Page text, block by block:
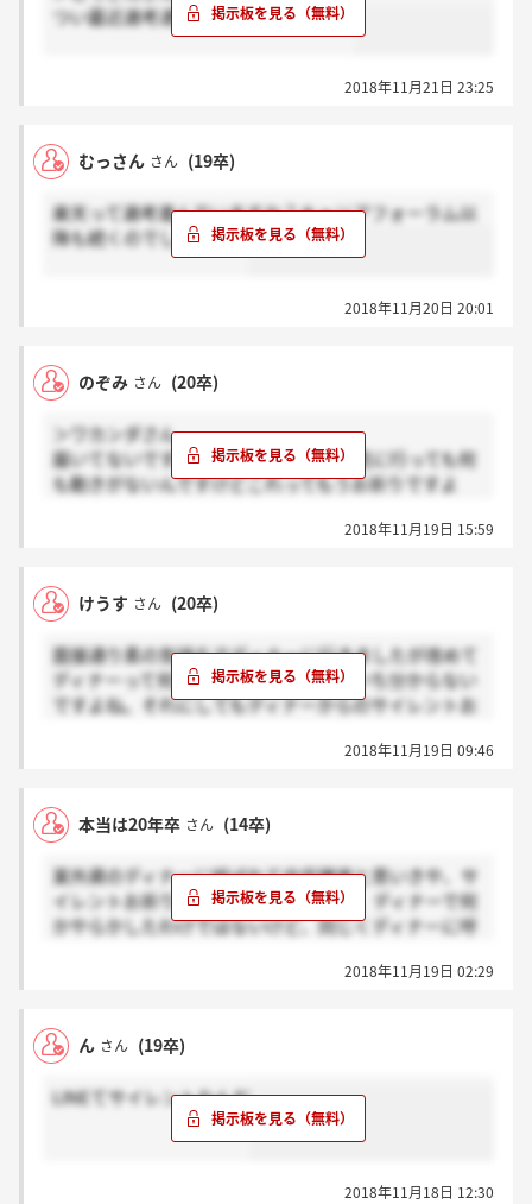
つい最近選考通過の連絡がきました笑
2018年11月21日 23:25
むっさん さん (19卒)
楽天って選考進んでいますか？キャリアフォーラム以
降も続くのでしょうか。
2018年11月20日 20:01
のぞみ さん (20卒)
＞ワカンダさん
届いてないです、、、マイページとか見に行っても何
も動きがないんですけどこれってもうお祈りですよ
2018年11月19日 15:59
けうす さん (20卒)
面接通り素の気持ちでディナーに行きましたが改めて
ディナーって何を見られてるのかいまいち分からない
ですよね。それにしてもディナーからのサイレントお
2018年11月19日 09:46
本当は20年卒 さん (14卒)
某外資のディナーに呼ばれて内定確実と思いきや、サ
イレントお祈りされていたことが判明。ディナーで何
かやらかしたわけではないけど、同じくディナーに呼
う話を聞いて落ち込みました。第一志望の会社から日
ジしたいと思います。
2018年11月19日 02:29
ん さん (19卒)
LINEてサイレントなんだ
2018年11月18日 12:30